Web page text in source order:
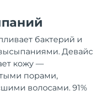
бактерий и
Девайс
кожу —
порами,
волосами. 91%